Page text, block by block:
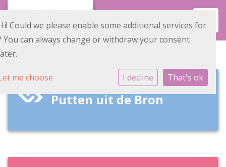
Putten uit de Bron
Could we please enable some additional services for
You can always change or withdraw your consent
me choose I decline That's ok